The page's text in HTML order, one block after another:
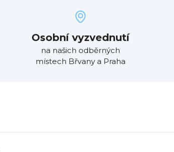
Osobní vyzvednutí
na našich odběrných
místech Břvany a Praha